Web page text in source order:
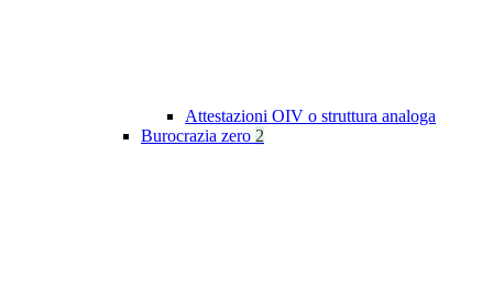
Attestazioni OIV o struttura analoga
Burocrazia zero 2